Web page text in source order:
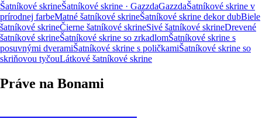
Šatníkové skrineŠatníkové skrine · GazzdaGazzdaŠatníkové skrine v
prírodnej farbeMatné šatníkové skrineŠatníkové skrine dekor dubBiele
šatníkové skrineČierne šatníkové skrineSivé šatníkové skrineDrevené
šatníkové skrineŠatníkové skrine so zrkadlomŠatníkové skrine s
posuvnými dveramiŠatníkové skrine s poličkamiŠatníkové skrine so
skriňovou tyčouLátkové šatníkové skrine
Práve na Bonami